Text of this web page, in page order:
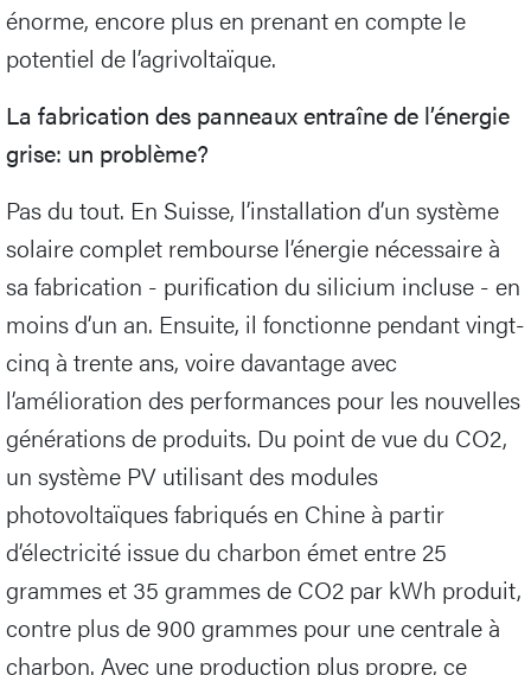
énorme, encore plus en prenant en compte le
potentiel de l’agrivoltaïque.
La fabrication des panneaux entraîne de l’énergie
grise: un problème?
Pas du tout. En Suisse, l’installation d’un système
solaire complet rembourse l’énergie nécessaire à
sa fabrication - purification du silicium incluse - en
moins d’un an. Ensuite, il fonctionne pendant vingt-
cinq à trente ans, voire davantage avec
l’amélioration des performances pour les nouvelles
générations de produits. Du point de vue du CO2,
un système PV utilisant des modules
photovoltaïques fabriqués en Chine à partir
d’électricité issue du charbon émet entre 25
grammes et 35 grammes de CO2 par kWh produit,
contre plus de 900 grammes pour une centrale à
charbon. Avec une production plus propre, ce